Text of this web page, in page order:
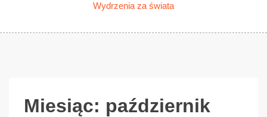
Wydrzenia za świata
Miesiąc: październik